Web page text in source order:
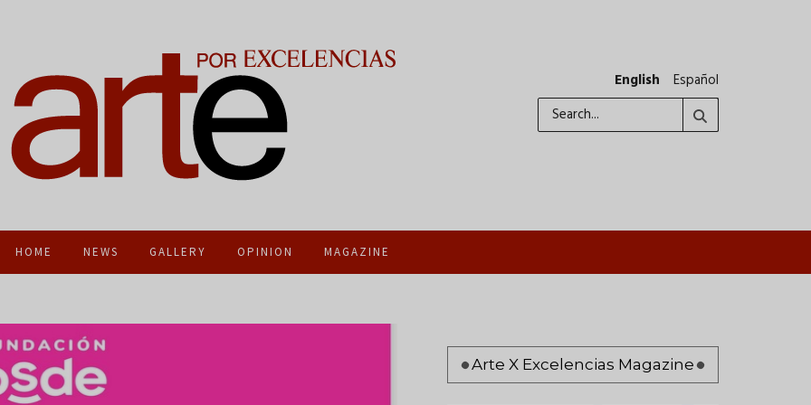
English
Español
HOME NEWS GALLERY OPINION MAGAZINE
Arte X Excelencias Magazine
Pagination